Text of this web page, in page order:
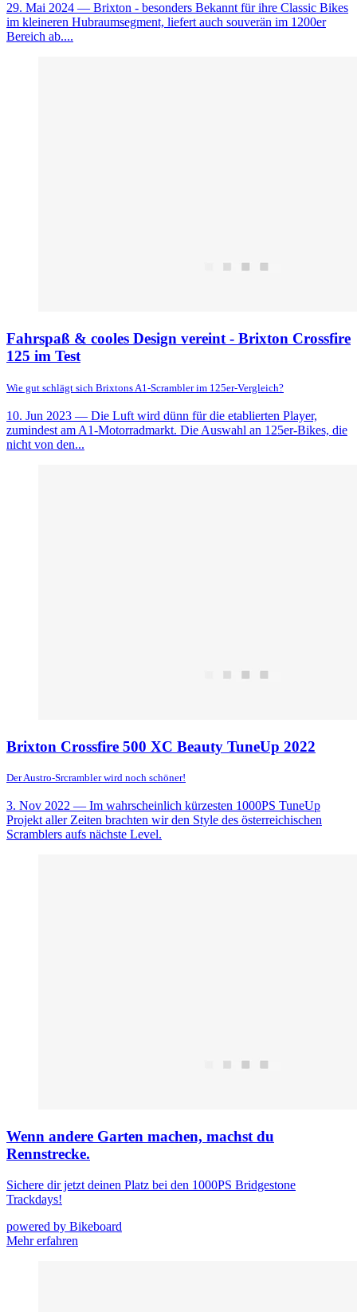
29. Mai 2024 — Brixton - besonders Bekannt für ihre Classic Bikes
im kleineren Hubraumsegment, liefert auch souverän im 1200er
Bereich ab....
Fahrspaß & cooles Design vereint - Brixton Crossfire
125 im Test
Wie gut schlägt sich Brixtons A1-Scrambler im 125er-Vergleich?
10. Jun 2023 — Die Luft wird dünn für die etablierten Player,
zumindest am A1-Motorradmarkt. Die Auswahl an 125er-Bikes, die
nicht von den...
Brixton Crossfire 500 XC Beauty TuneUp 2022
Der Austro-Srcrambler wird noch schöner!
3. Nov 2022 — Im wahrscheinlich kürzesten 1000PS TuneUp
Projekt aller Zeiten brachten wir den Style des österreichischen
Scramblers aufs nächste Level.
Wenn andere Garten machen, machst du
Rennstrecke.
Sichere dir jetzt deinen Platz bei den 1000PS Bridgestone
Trackdays!
powered by Bikeboard
Mehr erfahren